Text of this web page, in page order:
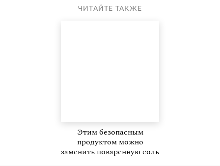
ЧИТАЙТЕ ТАКЖЕ
Этим безопасным
продуктом можно
заменить поваренную соль